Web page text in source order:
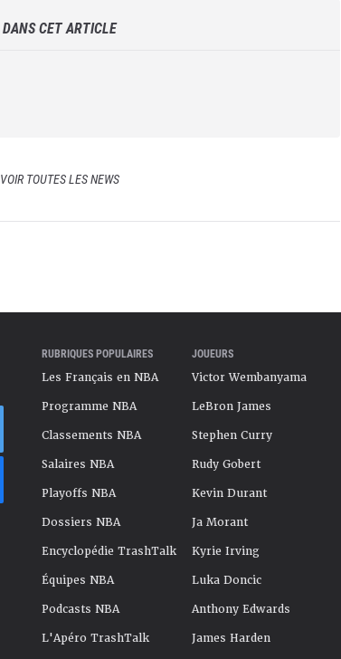
DANS CET ARTICLE
VOIR TOUTES LES NEWS
RUBRIQUES POPULAIRES
Les Français en NBA
Programme NBA
Classements NBA
Salaires NBA
Playoffs NBA
Dossiers NBA
Encyclopédie TrashTalk
Équipes NBA
Podcasts NBA
L'Apéro TrashTalk
JOUEURS
Victor Wembanyama
LeBron James
Stephen Curry
Rudy Gobert
Kevin Durant
Ja Morant
Kyrie Irving
Luka Doncic
Anthony Edwards
James Harden